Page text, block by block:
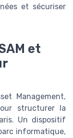
et sécuriser
et
Management,
structurer la
Un dispositif
informatique,